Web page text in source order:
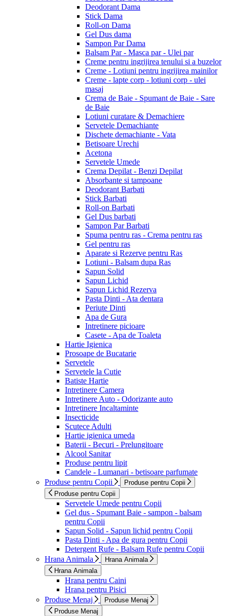
Deodorant Dama
Stick Dama
Roll-on Dama
Gel Dus dama
Sampon Par Dama
Balsam Par - Masca par - Ulei par
Creme pentru ingrijirea tenului si a buzelor
Creme - Lotiuni pentru ingrijirea mainilor
Creme - lapte corp - lotiuni corp - ulei
masaj
Crema de Baie - Spumant de Baie - Sare
de Baie
Lotiuni curatare & Demachiere
Servetele Demachiante
Dischete demachiante - Vata
Betisoare Urechi
Acetona
Servetele Umede
Crema Depilat - Benzi Depilat
Absorbante si tampoane
Deodorant Barbati
Stick Barbati
Roll-on Barbati
Gel Dus barbati
Sampon Par Barbati
Spuma pentru ras - Crema pentru ras
Gel pentru ras
Aparate si Rezerve pentru Ras
Lotiuni - Balsam dupa Ras
Sapun Solid
Sapun Lichid
Sapun Lichid Rezerva
Pasta Dinti - Ata dentara
Periute Dinti
Apa de Gura
Intretinere picioare
Casete - Apa de Toaleta
Hartie Igienica
Prosoape de Bucatarie
Servetele
Servetele la Cutie
Batiste Hartie
Intretinere Camera
Intretinere Auto - Odorizante auto
Intretinere Incaltaminte
Insecticide
Scutece Adulti
Hartie igienica umeda
Baterii - Becuri - Prelungitoare
Alcool Sanitar
Produse pentru lipit
Candele - Lumanari - betisoare parfumate
Produse pentru Copii
Produse pentru Copii
Produse pentru Copii
Servetele Umede pentru Copii
Gel dus - Spumant Baie - sampon - balsam
pentru Copii
Sapun Solid - Sapun lichid pentru Copii
Pasta Dinti - Apa de gura pentru Copii
Detergent Rufe - Balsam Rufe pentru Copii
Hrana Animala
Hrana Animala
Hrana Animala
Hrana pentru Caini
Hrana pentru Pisici
Produse Menaj
Produse Menaj
Produse Menaj